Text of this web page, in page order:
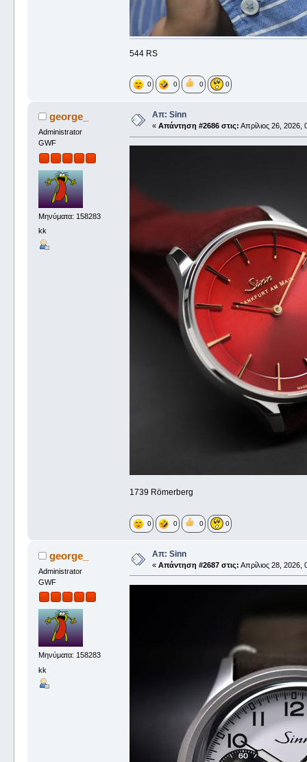
544 RS
0 0 0 0
george_
Administrator
GWF
Μηνύματα: 158283
kk
Απ: Sinn
« Απάντηση #2686 στις: Απρίλιος 26, 2026,
1739 Römerberg
0 0 0 0
george_
Administrator
GWF
Μηνύματα: 158283
kk
Απ: Sinn
« Απάντηση #2687 στις: Απρίλιος 28, 2026,